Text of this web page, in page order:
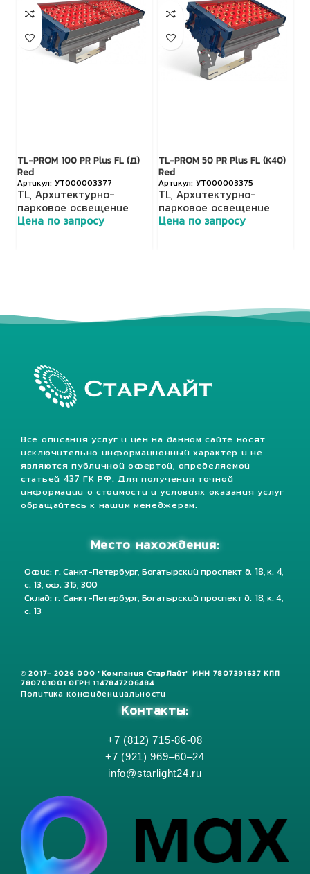
TL-PROM 100 PR Plus FL (Д)
Red
УТ000003377
TL, Архитектурно-
парковое освещение
Цена по запросу
TL-PROM 50 PR Plus FL (К40)
Red
УТ000003375
TL, Архитектурно-
парковое освещение
Цена по запросу
Все описания услуг и цен на данном сайте носят
исключительно информационный характер и не
являются публичной офертой, определяемой
статьей 437 ГК РФ. Для получения точной
информации о стоимости и условиях оказания услуг
обращайтесь к нашим менеджерам.
Место нахождения:
Офис: г. Санкт-Петербург, Богатырский проспект д. 18, к. 4,
с. 13, оф. 315, 300
Склад: г. Санкт-Петербург, Богатырский проспект д. 18, к. 4,
с. 13
© 2017- 2026 ООО "Компания СтарЛайт" ИНН 7807391637 КПП
780701001 ОГРН 1147847206484
Политика конфиденциальности
Контакты:
+7 (812) 715-86-08
+7 (921) 969–60–24
info@starlight24.ru